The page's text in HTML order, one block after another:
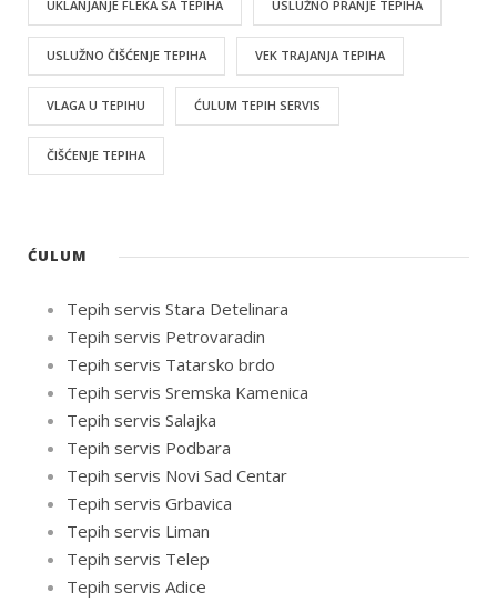
UKLANJANJE FLEKA SA TEPIHA USLUŽNO PRANJE TEPIHA
USLUŽNO ČIŠĆENJE TEPIHA VEK TRAJANJA TEPIHA
VLAGA U TEPIHU ĆULUM TEPIH SERVIS
ČIŠĆENJE TEPIHA
ĆULUM
Tepih servis Stara Detelinara
Tepih servis Petrovaradin
Tepih servis Tatarsko brdo
Tepih servis Sremska Kamenica
Tepih servis Salajka
Tepih servis Podbara
Tepih servis Novi Sad Centar
Tepih servis Grbavica
Tepih servis Liman
Tepih servis Telep
Tepih servis Adice